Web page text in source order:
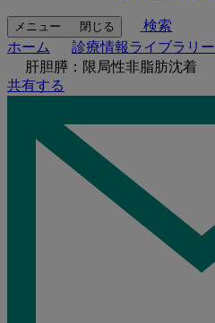
メニュー 閉じる
検索
ホーム
診療情報ライブラリー
肝胆膵：限局性非脂肪沈着
共有する